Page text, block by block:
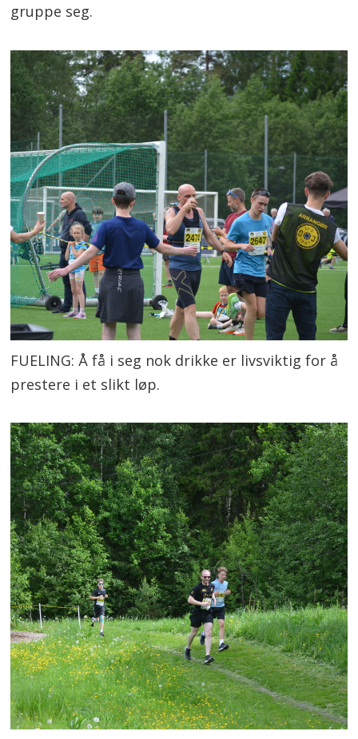
gruppe seg.
FUELING: Å få i seg nok drikke er livsviktig for å
prestere i et slikt løp.